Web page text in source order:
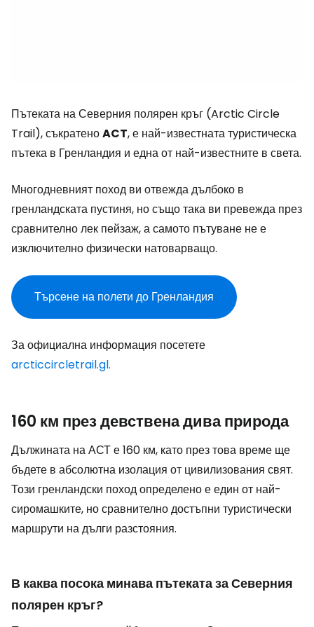
Пътеката на Северния полярен кръг (Arctic Circle
Trail), съкратеноACT, е най-известната туристическа
пътека в Гренландия и една от най-известните в света.
Многодневният поход ви отвежда дълбоко в
гренландската пустиня, но също така ви превежда през
сравнително лек пейзаж, а самото пътуване не е
изключително физически натоварващо.
Търсене на полети до Гренландия
За официална информация посетете
arcticcircletrail.gl.
160 км през девствена дива природа
Дължината на АСТ е 160 км, като през това време ще
бъдете в абсолютна изолация от цивилизования свят.
Този гренландски поход определено е един от най-
сиромашките, но сравнително достъпни туристически
маршрути на дълги разстояния.
В каква посока минава пътеката за Северния
полярен кръг?